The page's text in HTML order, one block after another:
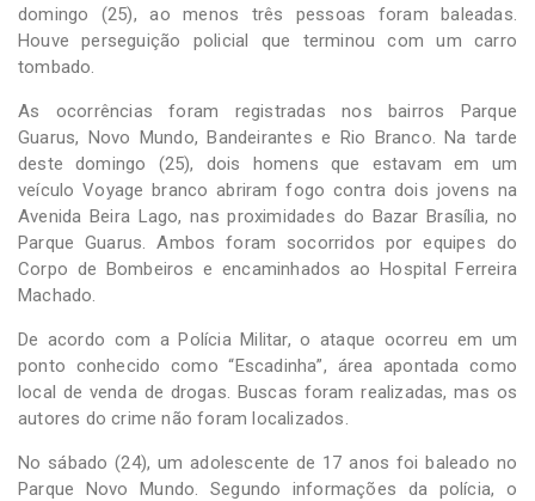
domingo (25), ao menos três pessoas foram baleadas.
Houve perseguição policial que terminou com um carro
tombado.
As ocorrências foram registradas nos bairros Parque
Guarus, Novo Mundo, Bandeirantes e Rio Branco. Na tarde
deste domingo (25), dois homens que estavam em um
veículo Voyage branco abriram fogo contra dois jovens na
Avenida Beira Lago, nas proximidades do Bazar Brasília, no
Parque Guarus. Ambos foram socorridos por equipes do
Corpo de Bombeiros e encaminhados ao Hospital Ferreira
Machado.
De acordo com a Polícia Militar, o ataque ocorreu em um
ponto conhecido como “Escadinha”, área apontada como
local de venda de drogas. Buscas foram realizadas, mas os
autores do crime não foram localizados.
No sábado (24), um adolescente de 17 anos foi baleado no
Parque Novo Mundo. Segundo informações da polícia, o